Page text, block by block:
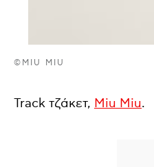
©MIU MIU
Track τζάκετ, Miu Miu.